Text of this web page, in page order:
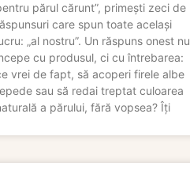
părul cărunt”, primești zeci de
care spun toate același
„al nostru”. Un răspuns onest nu
cu produsul, ci cu întrebarea:
vrei de fapt, să acoperi firele albe
sau să redai treptat culoarea
a părului, fără vopsea? Îți